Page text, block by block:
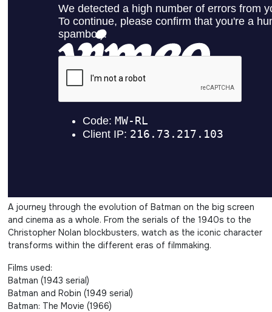
A journey through the evolution of Batman on the big screen
and cinema as a whole. From the serials of the 1940s to the
Christopher Nolan blockbusters, watch as the iconic character
transforms within the different eras of filmmaking.
Films used:
Batman (1943 serial)
Batman and Robin (1949 serial)
Batman: The Movie (1966)